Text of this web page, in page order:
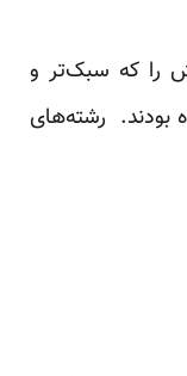
را که سبک‌تر و
بودند. ‌ رشته‌های‌